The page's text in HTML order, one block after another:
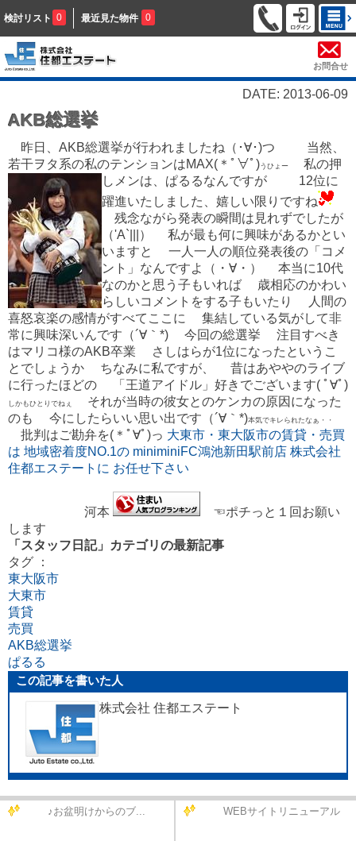
検討リスト 0 最近見た物件 0
お問合せ
DATE: 2013-06-09
AKB総選挙
昨日、AKB総選挙が行われましたね（･∀･)つ 当然、
若干ヲタ系の私のテンションはMAX(＊ﾟ∀ﾟ)うひょー
私の押
しメンは、ぱるるなんですが
12位に
躍進いたしました、嬉しい限りですね
残念ながら発表の瞬間は見れずでしたが
（'A`|||） 私が最も何に興味があるかとい
いますと 一人一人の順位発表後の「コメ
ント」なんですよ（・∀・） 本当に10代
なのかと思う子もいれば 歳相応のかわい
らしいコメントをする子もいたり 人間の
喜怒哀楽の感情がすべてここに 集結している気がして非
常に興味深いんです（´∀｀*) 今回の総選挙 注目すべき
はマリコ様のAKB卒業 さしはらが1位になったというこ
とでしょうか ちなみに私ですが、 昔はあややのライブ
に行ったほどの 「王道アイドル」好きでございます( ﾟ∀ﾟ)
しかもひとりでねぇ
それが当時の彼女とのケンカの原因になった
のも 今にしたらいい思い出です（´∀｀*)本気でキレられたなぁ・・
批判はご勘弁を(＊ﾟ∀ﾟ)っ 大東市・東大阪市の賃貸・売買
は 地域密着度NO.1の miniminiFC鴻池新田駅前店 株式会社
住都エステートに お任せ下さい
河本
☜ポチっと１回お願い
します
「スタッフ日記」カテゴリの最新記事
タグ ：
東大阪市
大東市
賃貸
売買
AKB総選挙
ぱるる
この記事を書いた人
株式会社 住都エステート
♪お盆明けからのブ... WEBサイトリニューアル